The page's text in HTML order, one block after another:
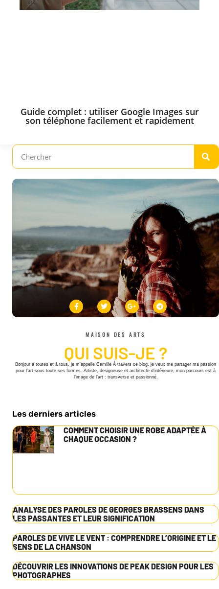
Guide complet : utiliser Google Images sur
son téléphone facilement et rapidement
MAISON DES ARTS
QUI SUIS-JE ?
Bonjour à toutes et à tous, je m’appelle Camille À travers ce blog, je veux me partager ma passion
pour l’art sous toute ses formes. Artiste, designeuse et architecte d’intérieure, mon parcours est à
l’image de l’art : transverse et passionné.
Les derniers articles
COMMENT CHOISIR UNE ROBE ADAPTÉE À
CHAQUE OCCASION ?
ANALYSE DES PAROLES DE GEORGES BRASSENS DANS
LES PASSANTES ET LEUR SIGNIFICATION
PAROLES DE VIVE LE VENT : COMPRENDRE L’ORIGINE ET LE
SENS DE LA CHANSON
DÉCOUVRIR LES INNOVATIONS DE PEAK DESIGN POUR LES
PHOTOGRAPHES